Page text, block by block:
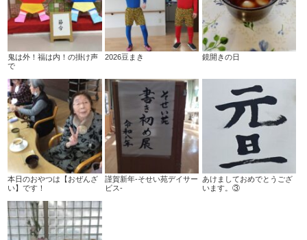
鬼は外！福は内！の掛け声
で
2026豆まき 鏡開きの日
本日のおやつは【おぜんざ
い】です！
謹賀新年-そせい苑デイサー
ビス-
あけましておめでとうござ
います。③